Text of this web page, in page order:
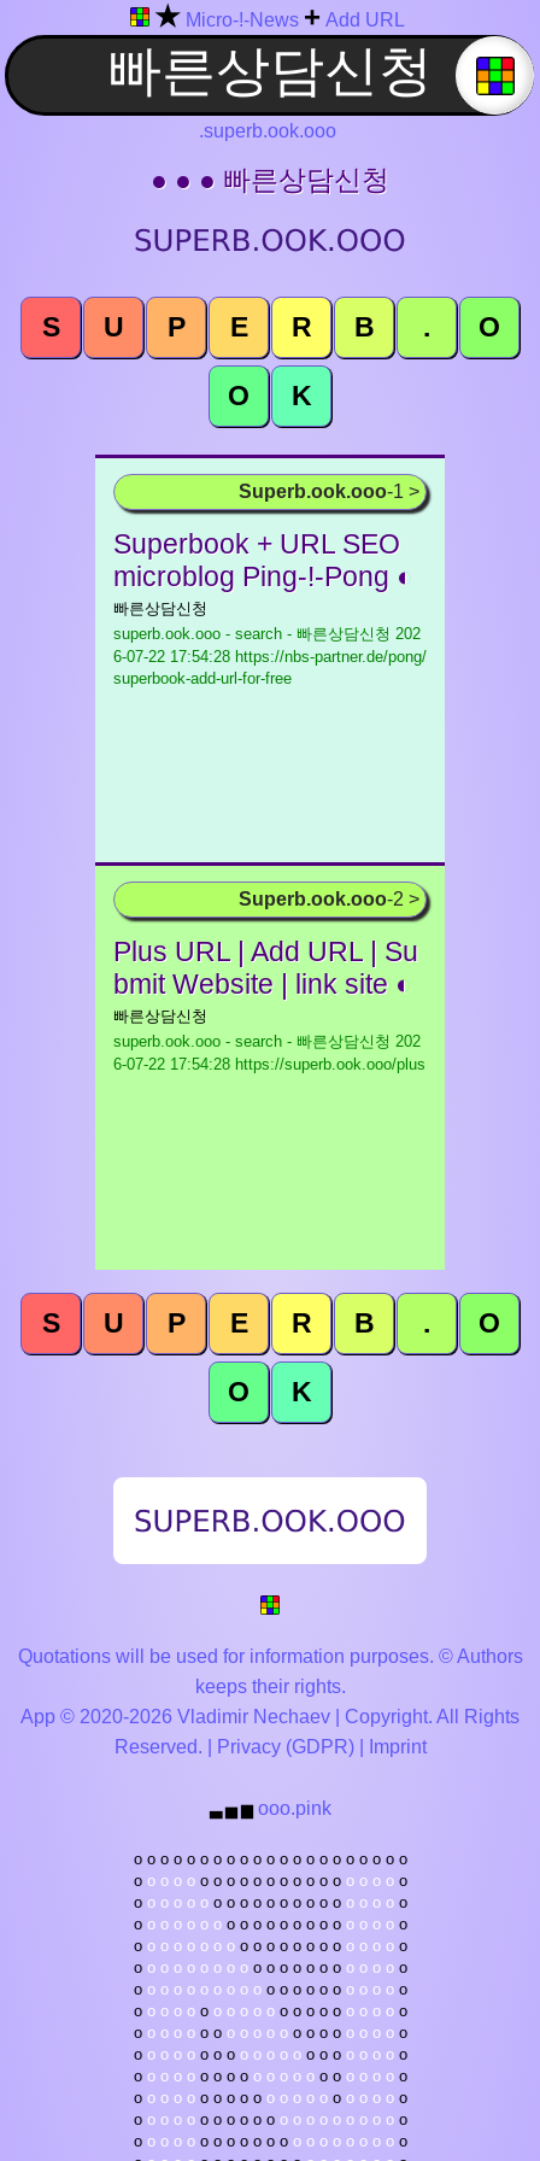
★ Micro-!-News + Add URL
.superb.ook.ooo
● ● ● 빠른상담신청
S U P E R B . O
O K
Superb.ook.ooo-1 >
Superbook + URL SEO
microblog Ping-!-Pong ◐
빠른상담신청
superb.ook.ooo - search - 빠른상담신청 202
6-07-22 17:54:28 https://nbs-partner.de/pong/
superbook-add-url-for-free
Superb.ook.ooo-2 >
Plus URL | Add URL | Su
bmit Website | link site ◐
빠른상담신청
superb.ook.ooo - search - 빠른상담신청 202
6-07-22 17:54:28 https://superb.ook.ooo/plus
S U P E R B . O
O K
Quotations will be used for information purposes. © Authors
keeps their rights.
App © 2020-2026 Vladimir Nechaev | Copyright. All Rights
Reserved. |
Privacy (GDPR)| Imprint
▃ ▅ ▆ ooo.pink
o o o o o o o o o o o o o o o o o o o o o
o o o o o o o o o o o o o o o o o o o o o
o o o o o o o o o o o o o o o o o o o o o
o o o o o o o o o o o o o o o o o o o o o
o o o o o o o o o o o o o o o o o o o o o
o o o o o o o o o o o o o o o o o o o o o
o o o o o o o o o o o o o o o o o o o o o
o o o o o o o o o o o o o o o o o o o o o
o o o o o o o o o o o o o o o o o o o o o
o o o o o o o o o o o o o o o o o o o o o
o o o o o o o o o o o o o o o o o o o o o
o o o o o o o o o o o o o o o o o o o o o
o o o o o o o o o o o o o o o o o o o o o
o o o o o o o o o o o o o o o o o o o o o